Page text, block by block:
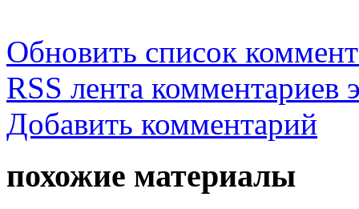
Обновить список
RSS лента комментариев
Добавить комментарий
похожие материалы